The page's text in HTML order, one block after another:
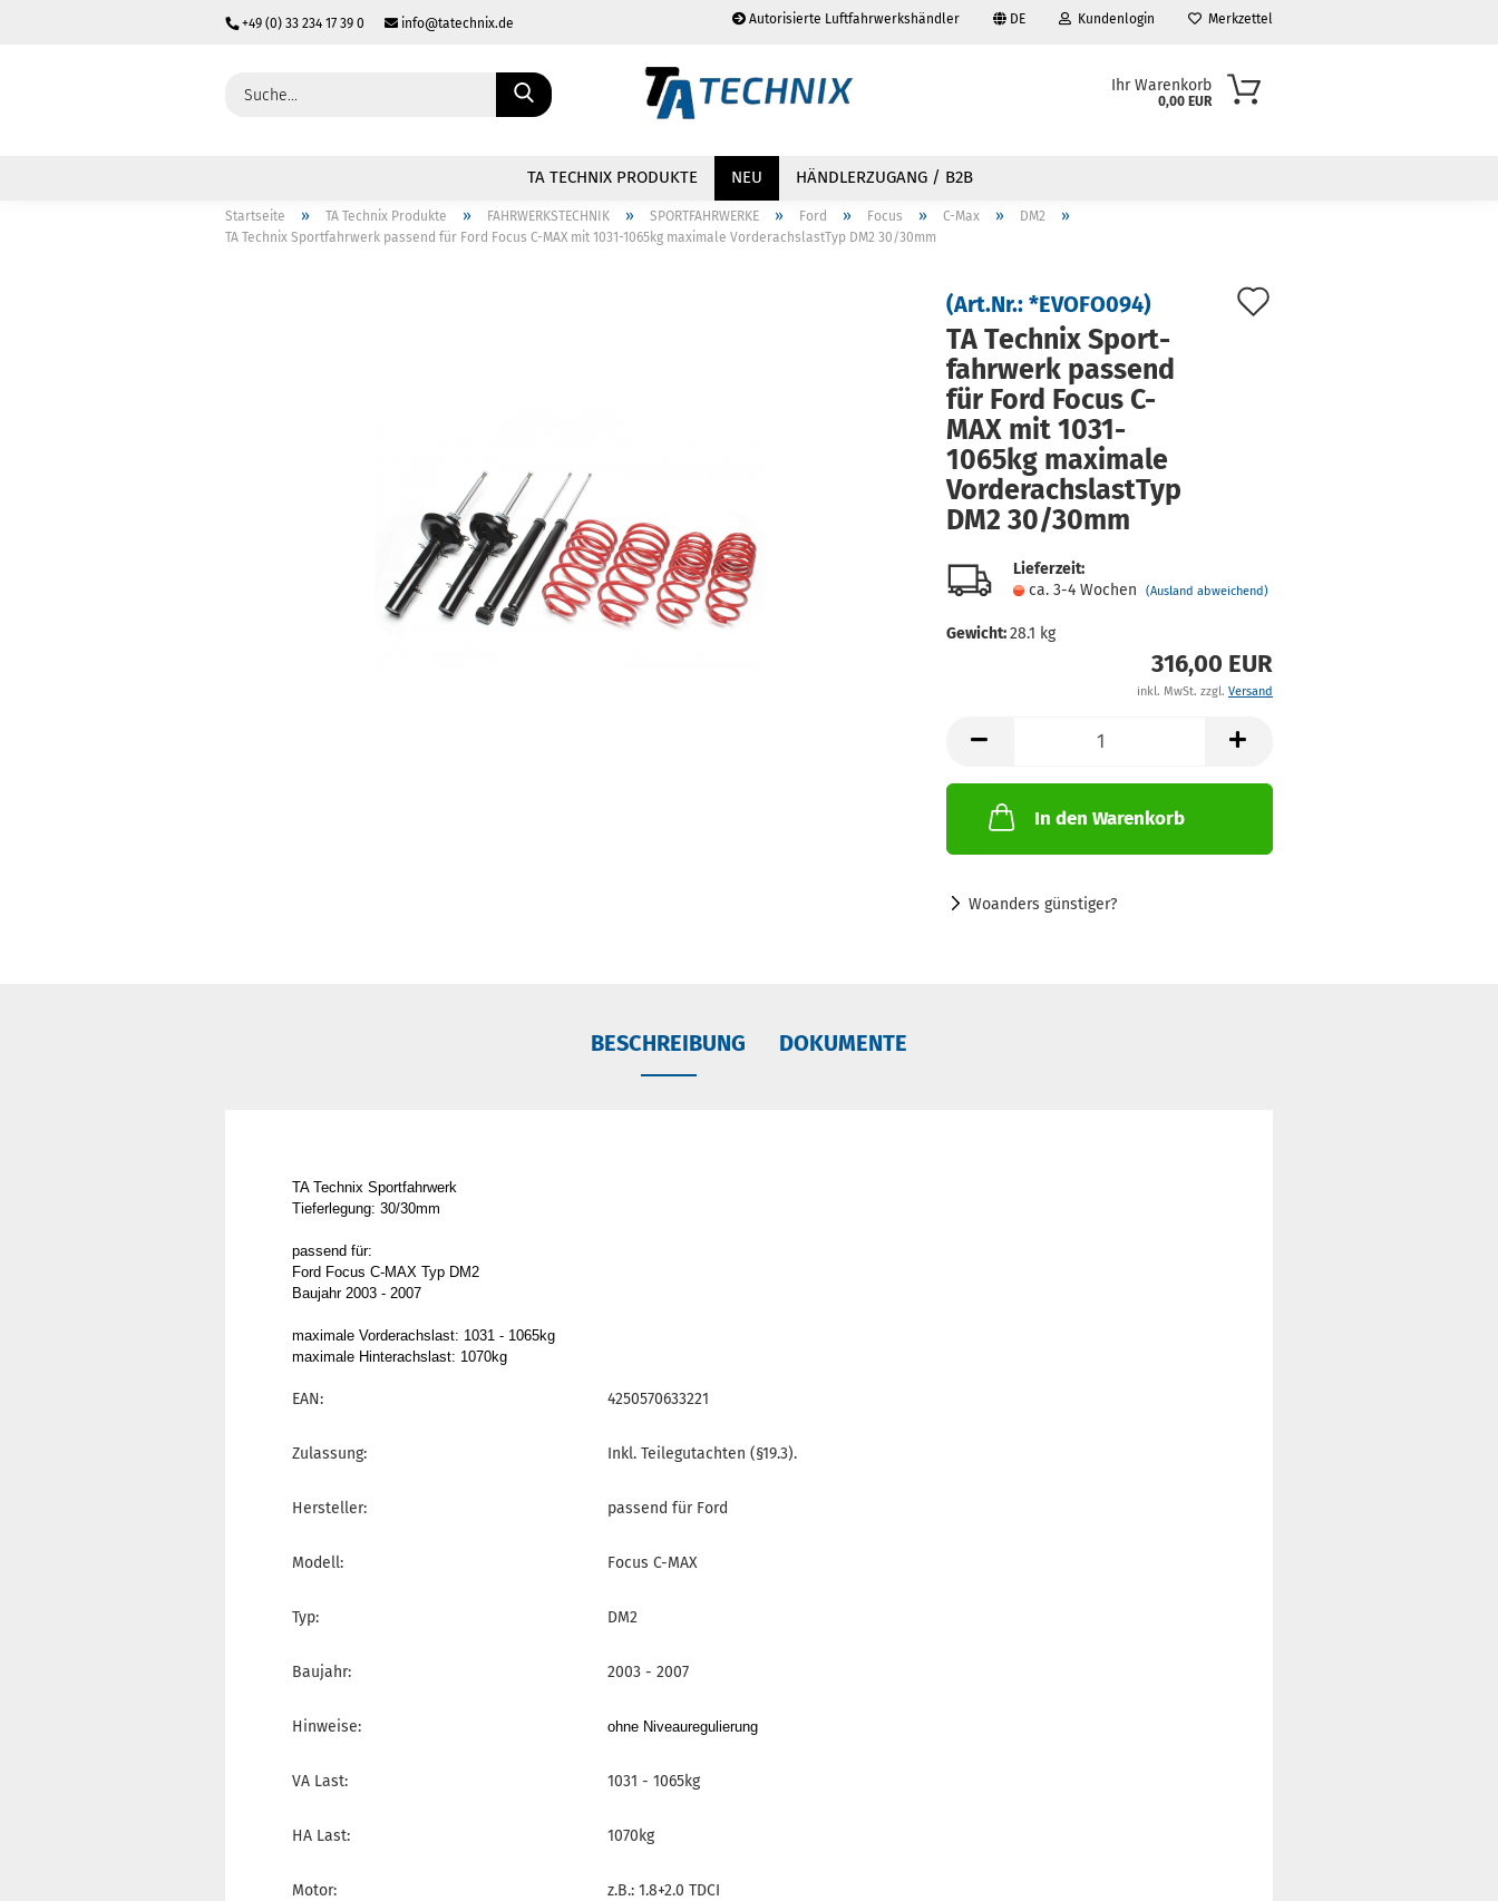
+49 (0) 33 234 17 39 0 info@tatechnix.de Autorisierte Luftfahrwerkshändler DE
Sprache auswählen
Kundenlogin
Passwort vergessen?
Merkzettel
Ihr Warenkorb
0,00 EUR
TA TECHNIX PRODUKTE NEU HÄNDLERZUGANG / B2B
Startseite » TA Technix Produkte » FAHRWERKSTECHNIK » SPORTFAHRWERKE » Ford » Focus » C-Max » DM2 »
TA Technix Sportfahrwerk passend für Ford Focus C-MAX mit 1031-1065kg maximale VorderachslastTyp DM2 30/30mm
(Art.Nr.: *EVOFO094)
TA Tech­nix Sport­
fahr­werk pas­send
für Ford Focus C-
MAX mit 1031-​
1065kg ma­xi­ma­le
Vor­der­achs­last­Typ
DM2 30/30mm
Lieferzeit:
ca. 3-4 Wochen
(Ausland abweichend)
Gewicht:28.1 kg
316,00 EUR
inkl. MwSt. zzgl. Versand
In den Warenkorb
Woanders günstiger?
BESCHREIBUNG DOKUMENTE
TA Technix Sportfahrwerk
Tieferlegung: 30/30mm
passend für:
Ford Focus C-MAX Typ DM2
Baujahr 2003 - 2007
maximale Vorderachslast: 1031 - 1065kg
maximale Hinterachslast: 1070kg
EAN: 4250570633221
Zulassung: Inkl. Teilegutachten (§19.3).
Hersteller: passend für Ford
Modell: Focus C-MAX
Typ: DM2
Baujahr: 2003 - 2007
Hinweise: ohne Niveauregulierung
VA Last: 1031 - 1065kg
HA Last: 1070kg
Motor: z.B.: 1.8+2.0 TDCI